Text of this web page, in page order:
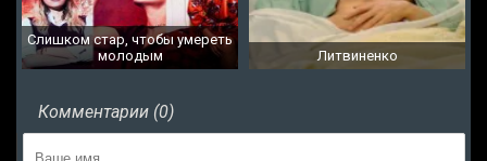
Слишком стар, чтобы умереть
молодым
Литвиненко
Комментарии (0)